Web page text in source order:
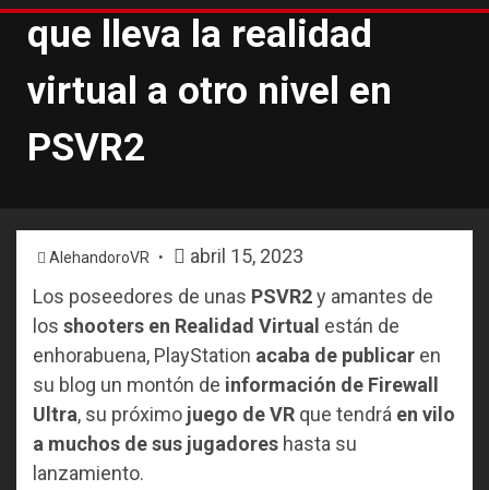
que lleva la realidad
virtual a otro nivel en
PSVR2
AlehandoroVR
abril 15, 2023
Los poseedores de unas PSVR2y amantes de
los shooters en Realidad Virtual están de
enhorabuena, PlayStation acaba de publicar en
su blog un montón de información de Firewall
Ultra, su próximo juego de VR que tendrá en vilo
a muchos de sus jugadores hasta su
lanzamiento.